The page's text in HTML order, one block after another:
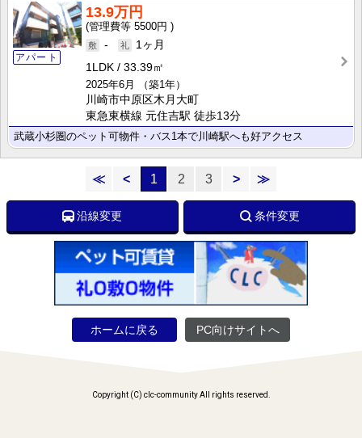
アパート
13.9万円
5500円
-
1ヶ月
1LDK
33.39㎡
2025年6月
（築1年）
川崎市中原区木月大町
東急東横線 元住吉駅 徒歩13分
武蔵小杉圏のペット可物件・バス1本で川崎駅へも好アクセス
≪ < 1 2 3 > ≫
沿線変更 条件変更
ホームに戻る PC向けサイトへ
Copyright (C) clc-community All rights reserved.